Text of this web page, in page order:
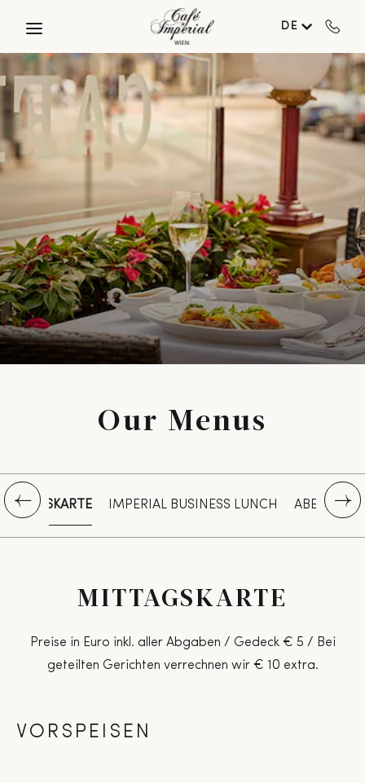
DE
Our Menus
IMPERIAL BUSINESS LUNCH
MITTAGSKARTE
Preise in Euro inkl. aller Abgaben / Gedeck € 5 / Bei
geteilten Gerichten verrechnen wir € 10 extra.
VORSPEISEN